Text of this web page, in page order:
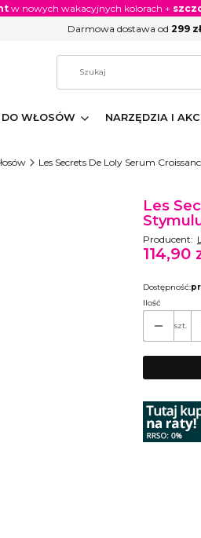
w nowych wakacyjnych kolorach +
Darmowa dostawa od 299 zł
DO WŁOSÓW NARZĘDZIA I
Les Secrets De Loly Serum
Les
Producent:
Cena
114,90
Dostępność:
Ilość
szt.